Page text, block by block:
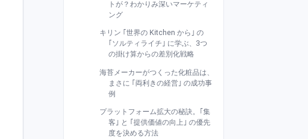
トが？わかりみ深いマーケティ
ング
キリン ｢世界の Kitchen から｣ の
｢ソルティライチ｣ に学ぶ、3つ
の掛け算からの差別化戦略
海苔メーカーがつくった化粧品は、
まさに ｢両利きの経営｣ の成功事
例
プラットフォーム拡大の秘訣。｢集
客｣ と ｢提供価値の向上｣ の優先
度を決める方法